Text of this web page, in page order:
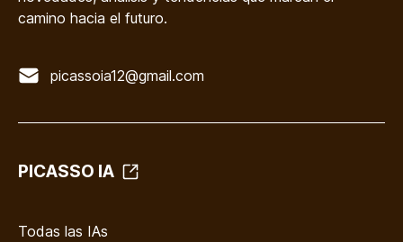
camino hacia el futuro.
picassoia12@gmail.com
PICASSO IA
Todas las IAs